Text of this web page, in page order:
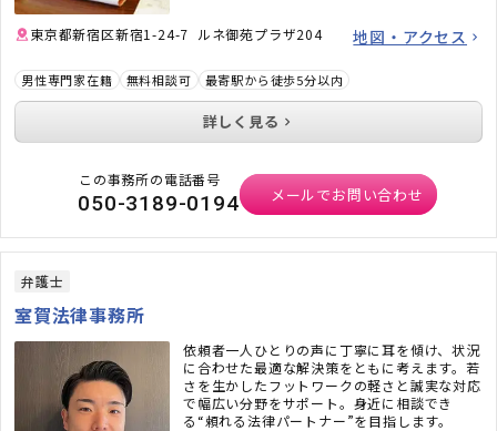
東京都新宿区新宿1-24-7 ルネ御苑プラザ204 地図・アクセス
男性専門家在籍 無料相談可 最寄駅から徒歩5分以内
詳しく見る
この事務所の電話番号
050-3189-0194 メールでお問い合わせ
弁護士
室賀法律事務所
依頼者一人ひとりの声に丁寧に耳を傾け、状況
に合わせた最適な解決策をともに考えます。若
さを生かしたフットワークの軽さと誠実な対応
で幅広い分野をサポート。身近に相談でき
る“頼れる法律パートナー”を目指します。